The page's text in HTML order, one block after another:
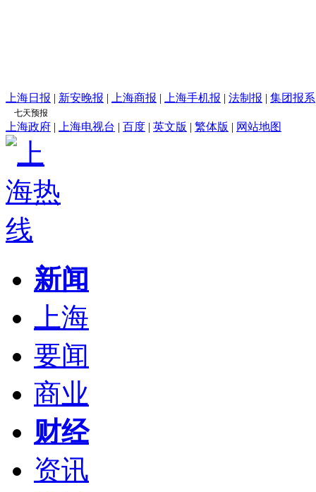
上海日报 | 新安晚报 | 上海商报 | 上海手机报 | 法制报 | 集团报系
上海政府 | 上海电视台 | 百度 | 英文版 | 繁体版 | 网站地图
新闻
上海
要闻
商业
财经
资讯